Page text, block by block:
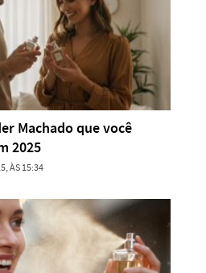
Machado que você
2025
ÀS 15:34